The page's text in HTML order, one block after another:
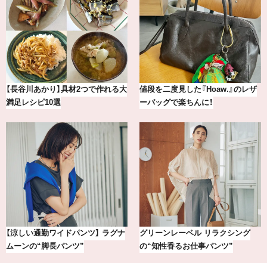
【2026年8月】鏡リュウジの12星座
別占い
気分が上がる「フルラ」のアイウェ
アを「眼鏡市場」で探して。
【BAILA×OMO】ウオズミアミ描き
下ろし！金沢の旅リスト
おしゃれが即決まる！真夏の着こな
し7選【1週間コーデまとめ】